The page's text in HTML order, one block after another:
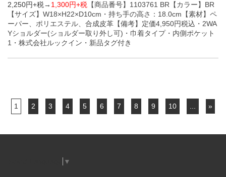
2,250円+税→ 1,300円+税 【商品番号】1103761 BR 【カラー】BR
【サイズ】W18×H22×D10cm・持ち手の高さ：18.0cm 【素材】ペ
ーパー、ポリエステル、合成皮革 【備考】定価4,950円税込・2WA
Yショルダー(ショルダー取り外し可)・巾着タイプ・内側ポケット
1・株式会社ルックイン ・新品タグ付き
1 2 3 4 5 6 7 8 9 10 »
▼